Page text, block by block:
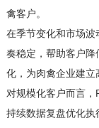
禽客户。
在季节变化和市场
奏稳定，帮助客户
化，为肉禽企业建立
对规模化客户而言
持续数据复盘优化